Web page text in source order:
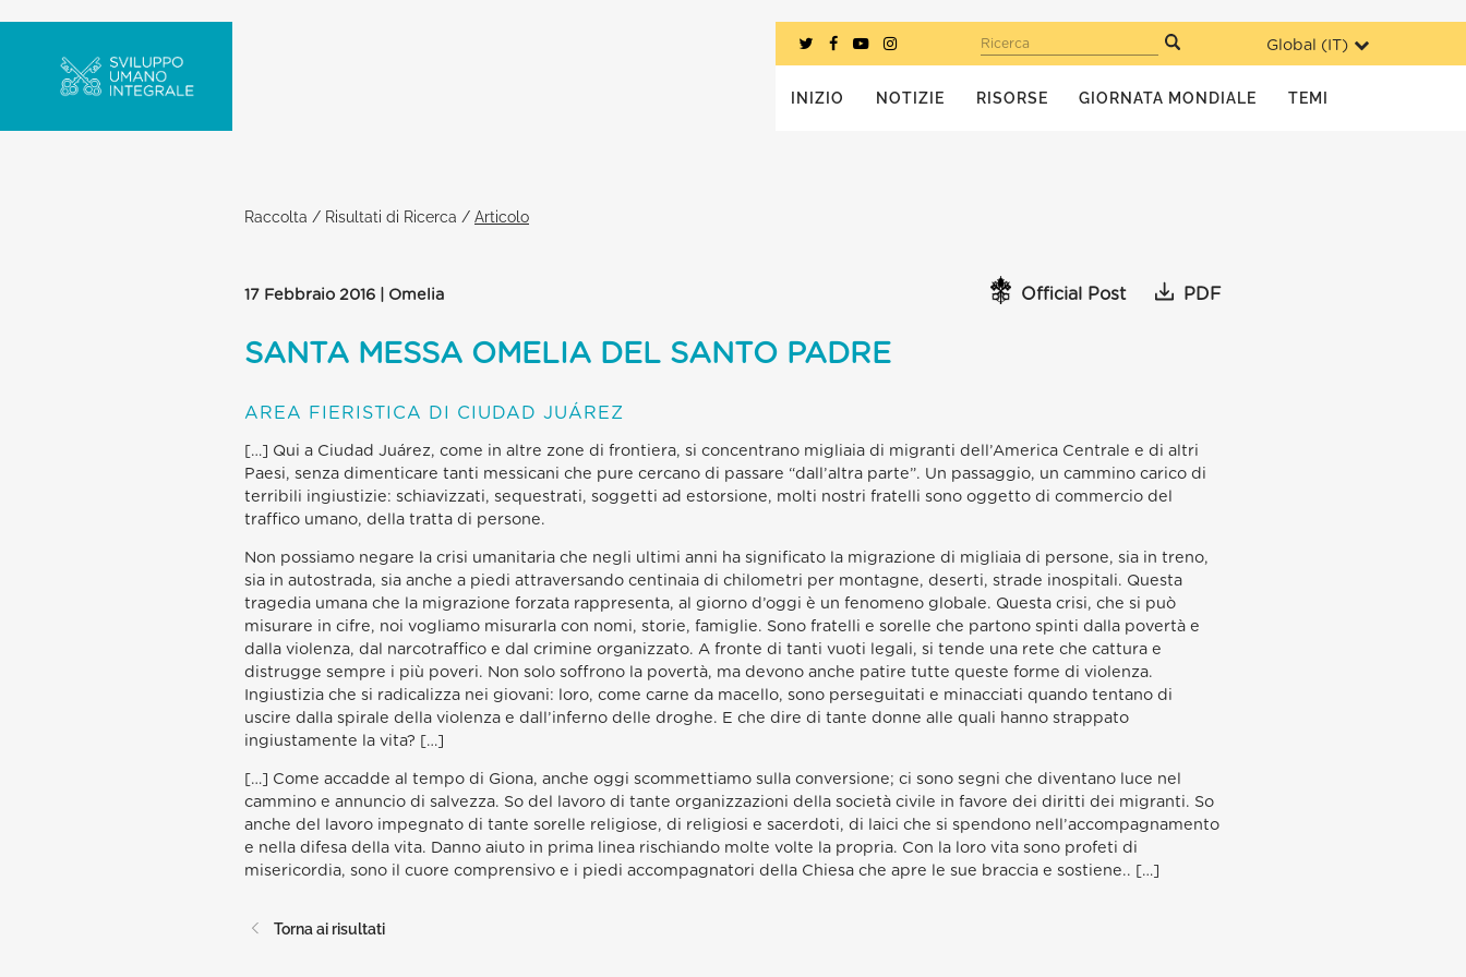
Global ( IT)
Ricerca
INIZIO NOTIZIE RISORSE GIORNATA MONDIALE TEMI
Raccolta / Risultati di Ricerca / Articolo
17 Febbraio 2016 | Omelia Official Post PDF
SANTA MESSA OMELIA DEL SANTO PADRE
AREA FIERISTICA DI CIUDAD JUÁREZ
[…] Qui a Ciudad Juárez, come in altre zone di frontiera, si concentrano migliaia di migranti dell’America Centrale e di altri
Paesi, senza dimenticare tanti messicani che pure cercano di passare “dall’altra parte”. Un passaggio, un cammino carico di
terribili ingiustizie: schiavizzati, sequestrati, soggetti ad estorsione, molti nostri fratelli sono oggetto di commercio del
traffico umano, della tratta di persone.
Non possiamo negare la crisi umanitaria che negli ultimi anni ha significato la migrazione di migliaia di persone, sia in treno,
sia in autostrada, sia anche a piedi attraversando centinaia di chilometri per montagne, deserti, strade inospitali. Questa
tragedia umana che la migrazione forzata rappresenta, al giorno d’oggi è un fenomeno globale. Questa crisi, che si può
misurare in cifre, noi vogliamo misurarla con nomi, storie, famiglie. Sono fratelli e sorelle che partono spinti dalla povertà e
dalla violenza, dal narcotraffico e dal crimine organizzato. A fronte di tanti vuoti legali, si tende una rete che cattura e
distrugge sempre i più poveri. Non solo soffrono la povertà, ma devono anche patire tutte queste forme di violenza.
Ingiustizia che si radicalizza nei giovani: loro, come carne da macello, sono perseguitati e minacciati quando tentano di
uscire dalla spirale della violenza e dall’inferno delle droghe. E che dire di tante donne alle quali hanno strappato
ingiustamente la vita? […]
[…] Come accadde al tempo di Giona, anche oggi scommettiamo sulla conversione; ci sono segni che diventano luce nel
cammino e annuncio di salvezza. So del lavoro di tante organizzazioni della società civile in favore dei diritti dei migranti. So
anche del lavoro impegnato di tante sorelle religiose, di religiosi e sacerdoti, di laici che si spendono nell’accompagnamento
e nella difesa della vita. Danno aiuto in prima linea rischiando molte volte la propria. Con la loro vita sono profeti di
misericordia, sono il cuore comprensivo e i piedi accompagnatori della Chiesa che apre le sue braccia e sostiene.. […]
Torna ai risultati